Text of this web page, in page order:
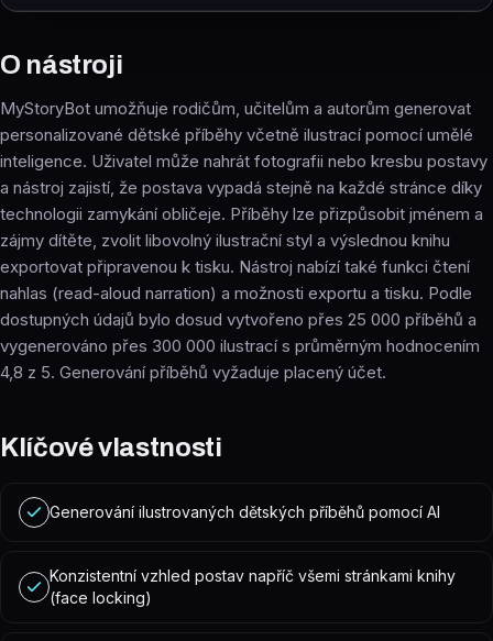
O nástroji
MyStoryBot umožňuje rodičům, učitelům a autorům generovat
personalizované dětské příběhy včetně ilustrací pomocí umělé
inteligence. Uživatel může nahrát fotografii nebo kresbu postavy
a nástroj zajistí, že postava vypadá stejně na každé stránce díky
technologii zamykání obličeje. Příběhy lze přizpůsobit jménem a
zájmy dítěte, zvolit libovolný ilustrační styl a výslednou knihu
exportovat připravenou k tisku. Nástroj nabízí také funkci čtení
nahlas (read-aloud narration) a možnosti exportu a tisku. Podle
dostupných údajů bylo dosud vytvořeno přes 25 000 příběhů a
vygenerováno přes 300 000 ilustrací s průměrným hodnocením
4,8 z 5. Generování příběhů vyžaduje placený účet.
Klíčové vlastnosti
Generování ilustrovaných dětských příběhů pomocí AI
Konzistentní vzhled postav napříč všemi stránkami knihy
(face locking)